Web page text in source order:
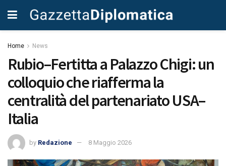
Home News
Rubio–Fertitta a Palazzo Chigi: un
colloquio che riafferma la
centralità del partenariato USA–
Italia
by Redazione 8 Maggio 2026